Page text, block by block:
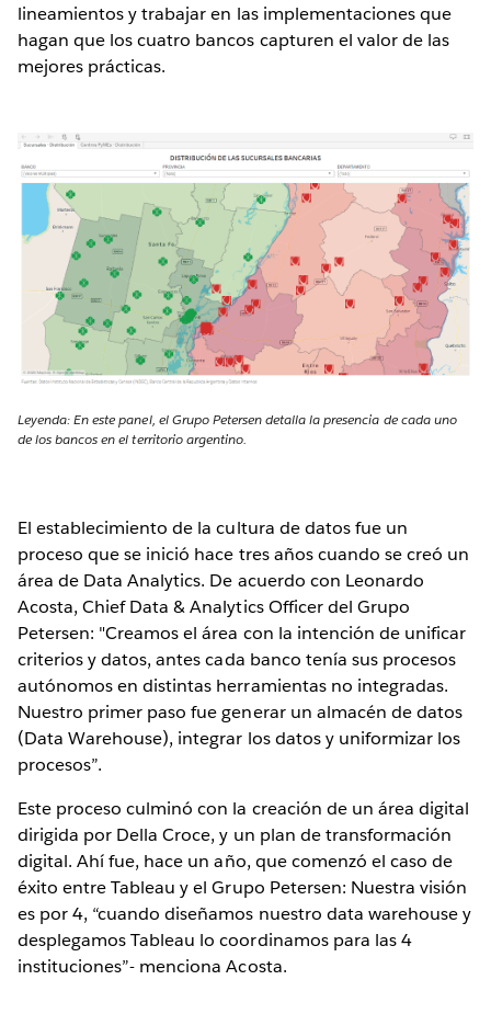
lineamientos y trabajar en las implementaciones que
hagan que los cuatro bancos capturen el valor de las
mejores prácticas.
Leyenda: En este panel, el Grupo Petersen detalla la presencia de cada uno
de los bancos en el territorio argentino.
El establecimiento de la cultura de datos fue un
proceso que se inició hace tres años cuando se creó un
área de Data Analytics. De acuerdo con Leonardo
Acosta, Chief Data & Analytics Officer del Grupo
Petersen: "Creamos el área con la intención de unificar
criterios y datos, antes cada banco tenía sus procesos
autónomos en distintas herramientas no integradas.
Nuestro primer paso fue generar un almacén de datos
(Data Warehouse), integrar los datos y uniformizar los
procesos”.
Este proceso culminó con la creación de un área digital
dirigida por Della Croce, y un plan de transformación
digital. Ahí fue, hace un año, que comenzó el caso de
éxito entre Tableau y el Grupo Petersen: Nuestra visión
es por 4, “cuando diseñamos nuestro data warehouse y
desplegamos Tableau lo coordinamos para las 4
instituciones”- menciona Acosta.